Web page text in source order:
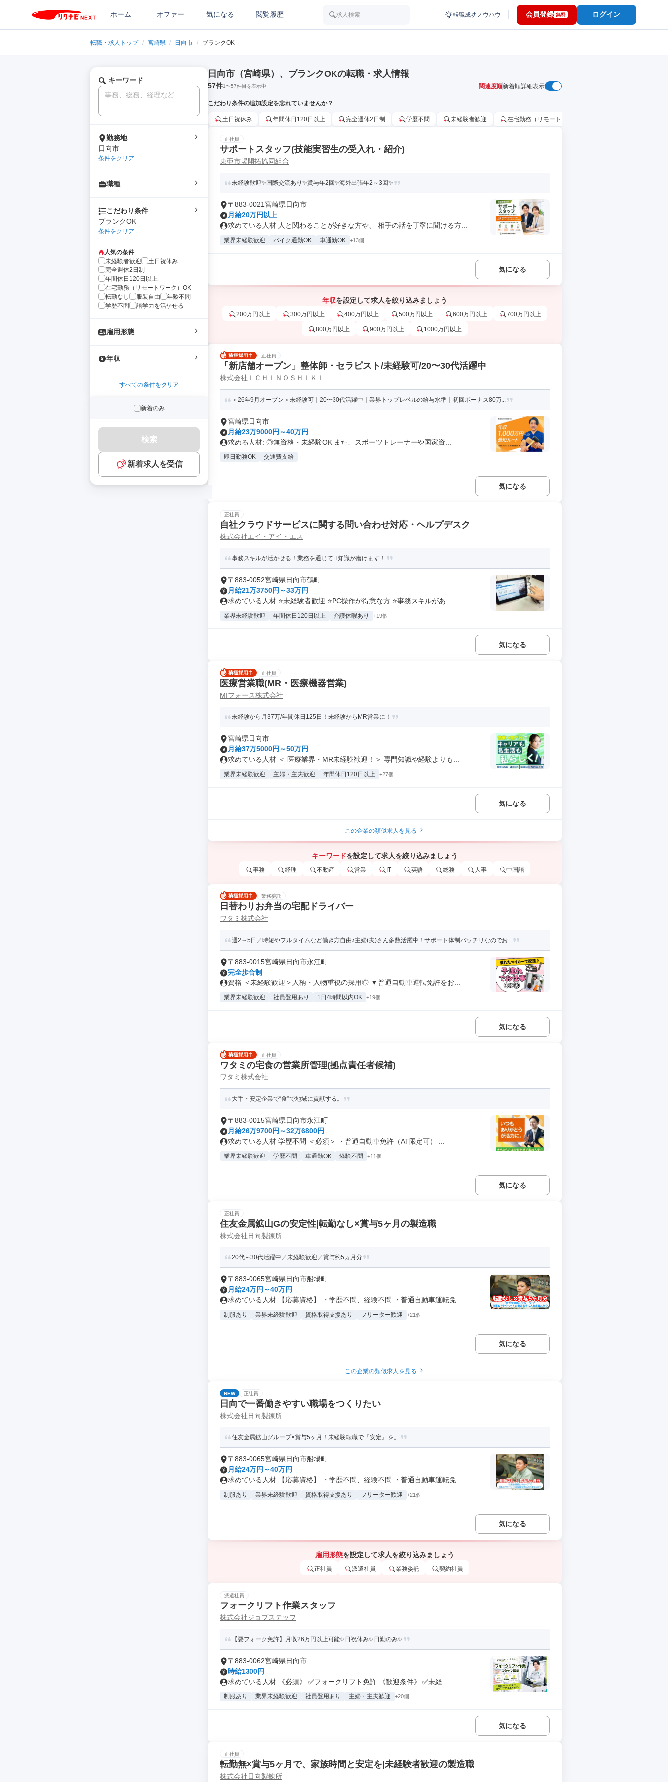
ホーム オファー 気になる 閲覧履歴 求人検索 転職成功ノウハウ 会員登録 無料 ログイン
転職・求人トップ / 宮崎県 / 日向市 / ブランクOK
キーワード
勤務地
日向市
条件をクリア
職種
こだわり条件
ブランクOK
条件をクリア
人気の条件
未経験者歓迎
土日祝休み
完全週休2日制
年間休日120日以上
在宅勤務（リモートワーク）OK
転勤なし
服装自由
年齢不問
学歴不問
語学力を活かせる
雇用形態
年収
すべての条件をクリア
新着のみ
検索
新着求人を受信
日向市（宮崎県）、ブランクOKの転職・求人情報
57件1〜57件目を表示中 関連度順新着順詳細表示
こだわり条件の追加設定を忘れていませんか？
土日祝休み 年間休日120日以上 完全週休2日制 学歴不問 未経験者歓迎 在宅勤務（リモートワーク）OK
正社員
サポートスタッフ(技能実習生の受入れ・紹介)
東亜市場開拓協同組合
未経験歓迎✨国際交流あり✨賞与年2回✨海外出張年2～3回✨
〒883-0021宮崎県日向市
月給20万円以上
求めている人材 人と関わることが好きな方や、 相手の話を丁寧に聞ける方...
業界未経験歓迎 バイク通勤OK 車通勤OK +13個
気になる
年収を設定して求人を絞り込みましょう
200万円以上 300万円以上 400万円以上 500万円以上 600万円以上 700万円以上
800万円以上 900万円以上 1000万円以上
正社員
「新店舗オープン」整体師・セラピスト/未経験可/20〜30代活躍中
株式会社ＩＣＨＩＮＯＳＨＩＫＩ
＜26年9月オープン＞未経験可｜20〜30代活躍中｜業界トップレベルの給与水準｜初回ボーナス80万...
宮崎県日向市
月給23万9000円～40万円
求める人材: ◎無資格・未経験OK また、スポーツトレーナーや国家資...
即日勤務OK 交通費支給
気になる
正社員
自社クラウドサービスに関する問い合わせ対応・ヘルプデスク
株式会社エイ・アイ・エス
事務スキルが活かせる！業務を通じてIT知識が磨けます！
〒883-0052宮崎県日向市鶴町
月給21万3750円～33万円
求めている人材 ⭐未経験者歓迎 ⭐PC操作が得意な方 ⭐事務スキルがあ...
業界未経験歓迎 年間休日120日以上 介護休暇あり +19個
気になる
正社員
医療営業職(MR・医療機器営業)
MIフォース株式会社
未経験から月37万/年間休日125日！未経験からMR営業に！
宮崎県日向市
月給37万5000円～50万円
求めている人材 ＜ 医療業界・MR未経験歓迎！＞ 専門知識や経験よりも...
業界未経験歓迎 主婦・主夫歓迎 年間休日120日以上 +27個
気になる
この企業の類似求人を見る
キーワードを設定して求人を絞り込みましょう
事務 経理 不動産 営業 IT 英語 総務 人事 中国語
業務委託
日替わりお弁当の宅配ドライバー
ワタミ株式会社
週2～5日／時短やフルタイムなど働き方自由♪主婦(夫)さん多数活躍中！サポート体制バッチリなのでお...
〒883-0015宮崎県日向市永江町
完全歩合制
資格 ＜未経験歓迎＞人柄・人物重視の採用◎ ▼普通自動車運転免許をお...
業界未経験歓迎 社員登用あり 1日4時間以内OK +19個
気になる
正社員
ワタミの宅食の営業所管理(拠点責任者候補)
ワタミ株式会社
大手・安定企業で“食”で地域に貢献する。
〒883-0015宮崎県日向市永江町
月給26万9700円～32万6800円
求めている人材 学歴不問 ＜必須＞ ・普通自動車免許（AT限定可） ...
業界未経験歓迎 学歴不問 車通勤OK 経験不問 +11個
気になる
正社員
住友金属鉱山Gの安定性|転勤なし×賞与5ヶ月の製造職
株式会社日向製錬所
20代～30代活躍中／未経験歓迎／賞与約5ヵ月分
〒883-0065宮崎県日向市船場町
月給24万円～40万円
求めている人材 【応募資格】 ・学歴不問、経験不問 ・普通自動車運転免...
制服あり 業界未経験歓迎 資格取得支援あり フリーター歓迎 +21個
気になる
この企業の類似求人を見る
NEW 正社員
日向で一番働きやすい職場をつくりたい
株式会社日向製錬所
住友金属鉱山グループ×賞与5ヶ月！未経験転職で『安定』を。
〒883-0065宮崎県日向市船場町
月給24万円～40万円
求めている人材 【応募資格】 ・学歴不問、経験不問 ・普通自動車運転免...
制服あり 業界未経験歓迎 資格取得支援あり フリーター歓迎 +21個
気になる
雇用形態を設定して求人を絞り込みましょう
正社員 派遣社員 業務委託 契約社員
派遣社員
フォークリフト作業スタッフ
株式会社ジョブステップ
【要フォーク免許】月収26万円以上可能✨日祝休み✨日勤のみ✨
〒883-0062宮崎県日向市
時給1300円
求めている人材 《必須》 ✅フォークリフト免許 《歓迎条件》 ✅未経...
制服あり 業界未経験歓迎 社員登用あり 主婦・主夫歓迎 +20個
気になる
正社員
転勤無×賞与5ヶ月で、家族時間と安定を|未経験者歓迎の製造職
株式会社日向製錬所